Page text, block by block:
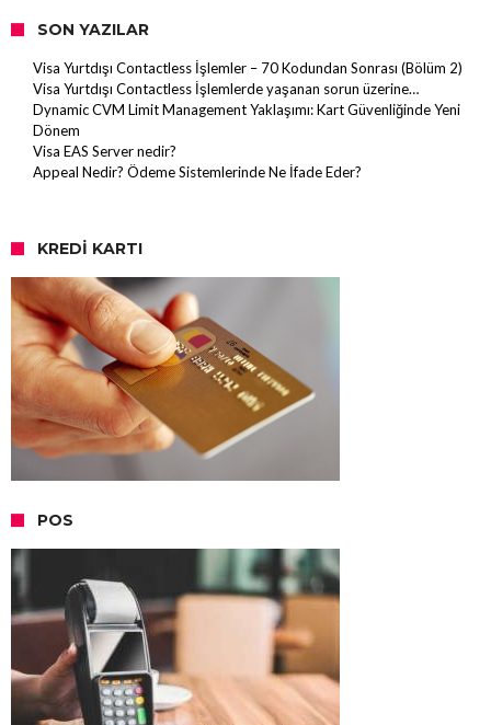
SON YAZILAR
Visa Yurtdışı Contactless İşlemler – 70 Kodundan Sonrası (Bölüm 2)
Visa Yurtdışı Contactless İşlemlerde yaşanan sorun üzerine…
Dynamic CVM Limit Management Yaklaşımı: Kart Güvenliğinde Yeni
Dönem
Visa EAS Server nedir?
Appeal Nedir? Ödeme Sistemlerinde Ne İfade Eder?
KREDI KARTI
POS